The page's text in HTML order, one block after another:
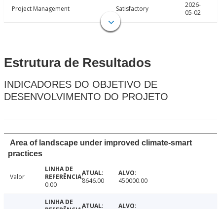
Project Management Satisfactory
2026-
05-02
Estrutura de Resultados
INDICADORES DO OBJETIVO DE
DESENVOLVIMENTO DO PROJETO
Area of landscape under improved climate-smart
practices
Valor
0.00
8646.00 450000.00